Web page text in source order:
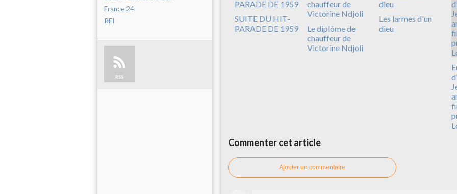
France 24
RFI
RSS
SUITE DU HIT-
PARADE DE 1959
Le diplôme de
chauffeur de
Victorine Ndjoli
Les larmes d'un
dieu
Commenter cet article
Ajouter un commentaire